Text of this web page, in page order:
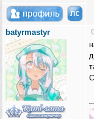
batyrmastyr